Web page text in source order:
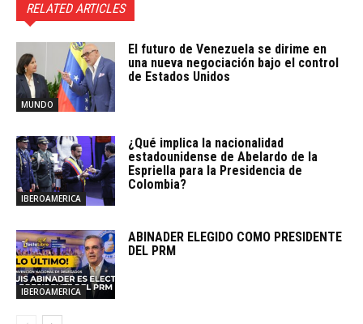
RELATED ARTICLES
MUNDO
El futuro de Venezuela se dirime en
una nueva negociación bajo el control
de Estados Unidos
IBEROAMERICA
¿Qué implica la nacionalidad
estadounidense de Abelardo de la
Espriella para la Presidencia de
Colombia?
IBEROAMERICA
ABINADER ELEGIDO COMO PRESIDENTE
DEL PRM